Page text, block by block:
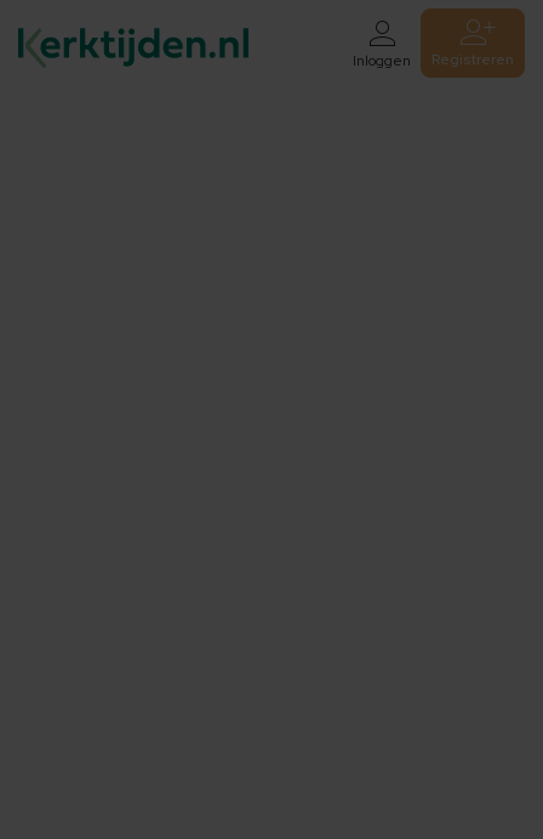
Inloggen Registreren